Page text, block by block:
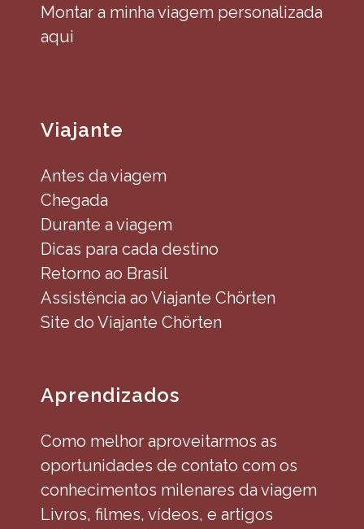
Montar a minha viagem personalizada
aqui
Viajante
Antes da viagem
Chegada
Durante a viagem
Dicas para cada destino
Retorno ao Brasil
Assistência ao Viajante Chörten
Site do Viajante Chörten
Aprendizados
Como melhor aproveitarmos as
oportunidades de contato com os
conhecimentos milenares da viagem
Livros, filmes, vídeos, e artigos